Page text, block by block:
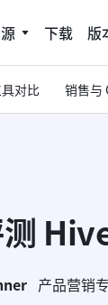
下载 版
对比 销售与
产品营销